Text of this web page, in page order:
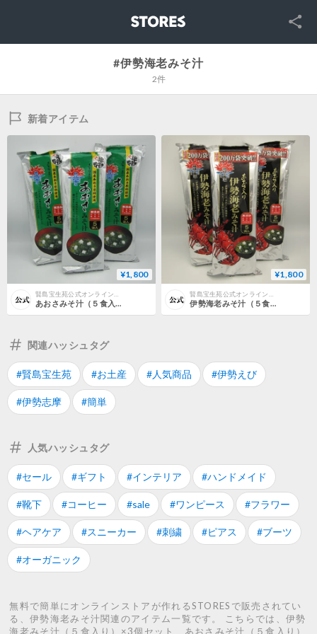
SNS
#伊勢海老みそ汁
2件
新着アイテム
¥1,800
あおさみそ汁（５食入り）×3個セット
¥1,800
伊勢海老みそ汁（５食入り）×3個セット
関連ハッシュタグ
#賢島宝生苑 #お土産 #人気商品 #伊勢えび
#伊勢志摩 #簡単
人気ハッシュタグ
#セール #ギフト #インテリア #ハンドメイド
#靴下 #コーヒー #sale #ワンピース #フラワー
#ヘアケア #スニーカー #刺繍 #ピアス #ブーツ
#オーガニック
無料で簡単にオンラインストアが作れるSTORESで販売されてい
る、伊勢海老みそ汁関連のアイテム一覧です。 こちらでは、伊勢
海老みそ汁（５食入り）×3個セット、あおさみそ汁（５食入り）